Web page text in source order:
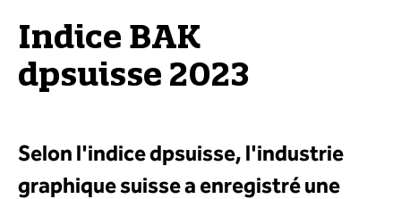
Indice BAK
dpsuisse 2023
Selon l'indice dpsuisse, l'industrie
graphique suisse a enregistré une